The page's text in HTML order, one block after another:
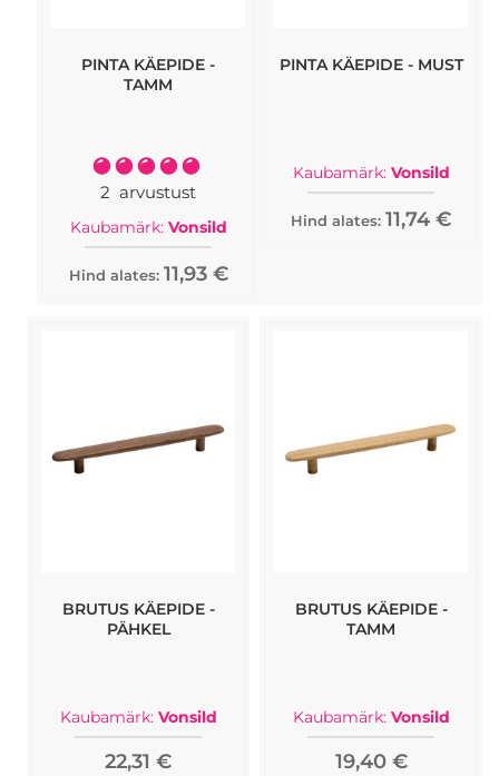
PINTA KÄEPIDE -
TAMM
Rating:
100%
2 arvustust
Kaubamärk: Vonsild
Hind alates: 11,93 €
PINTA KÄEPIDE - MUST
Kaubamärk: Vonsild
Hind alates: 11,74 €
BRUTUS KÄEPIDE -
PÄHKEL
Kaubamärk: Vonsild
22,31 €
BRUTUS KÄEPIDE -
TAMM
Kaubamärk: Vonsild
19,40 €